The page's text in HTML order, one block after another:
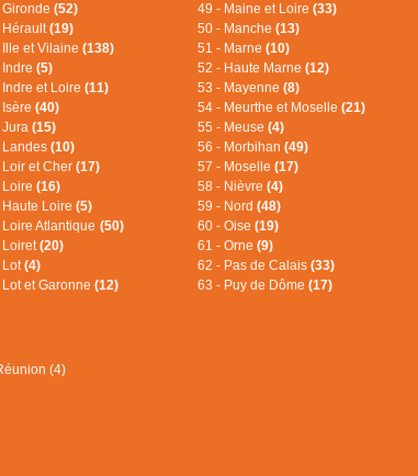
(52)
Hérault(19)
et Vilaine (138)
(5)
et Loire (11)
(40)
(15)
Landes (10)
et Cher (17)
(16)
Loire (5)
Atlantique (50)
Loiret(20)
Lot(4)
et Garonne (12)
49 - Maine et Loire (33)
50 - Manche (13)
51 - Marne (10)
52 - Haute Marne (12)
53 - Mayenne (8)
54 - Meurthe et Moselle (21)
55 - Meuse (4)
56 - Morbihan (49)
57 - Moselle (17)
58 - Nièvre (4)
59 - Nord (48)
60 - Oise (19)
61 - Orne (9)
62 - Pas de Calais (33)
63 - Puy de Dôme (17)
(4)